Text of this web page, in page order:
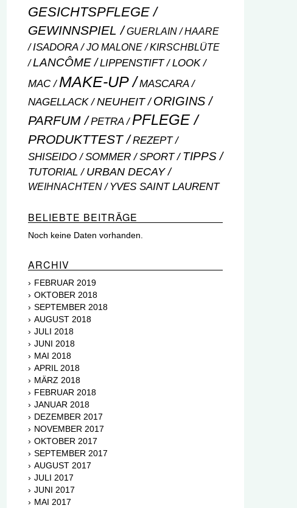
GESICHTSPFLEGE
GEWINNSPIEL GUERLAIN HAARE
ISADORA JO MALONE KIRSCHBLÜTE
LANCÔME LIPPENSTIFT
LOOK
MAC
MAKE-UP MASCARA
NAGELLACK NEUHEIT ORIGINS
PARFUM PETRA PFLEGE
PRODUKTTEST REZEPT
SHISEIDO SOMMER SPORT TIPPS
TUTORIAL URBAN DECAY
WEIHNACHTEN YVES SAINT LAURENT
BELIEBTE BEITRÄGE
Noch keine Daten vorhanden.
ARCHIV
FEBRUAR 2019
OKTOBER 2018
SEPTEMBER 2018
AUGUST 2018
JULI 2018
JUNI 2018
MAI 2018
APRIL 2018
MÄRZ 2018
FEBRUAR 2018
JANUAR 2018
DEZEMBER 2017
NOVEMBER 2017
OKTOBER 2017
SEPTEMBER 2017
AUGUST 2017
JULI 2017
JUNI 2017
MAI 2017